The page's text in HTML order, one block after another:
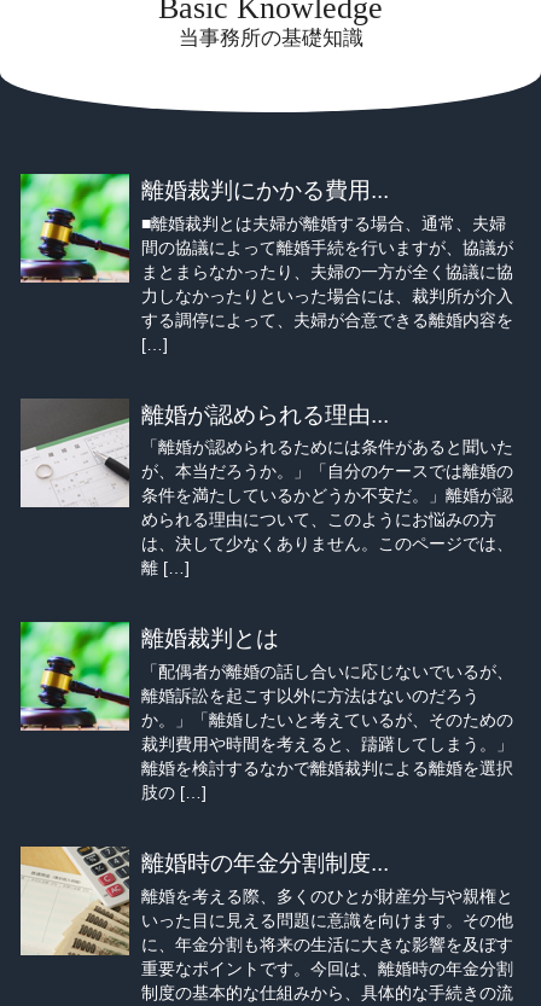
Basic Knowledge
当事務所の基礎知識
離婚裁判にかかる費用...
■離婚裁判とは夫婦が離婚する場合、通常、夫婦
間の協議によって離婚手続を行いますが、協議が
まとまらなかったり、夫婦の一方が全く協議に協
力しなかったりといった場合には、裁判所が介入
する調停によって、夫婦が合意できる離婚内容を
[…]
離婚が認められる理由...
「離婚が認められるためには条件があると聞いた
が、本当だろうか。」「自分のケースでは離婚の
条件を満たしているかどうか不安だ。」離婚が認
められる理由について、このようにお悩みの方
は、決して少なくありません。このページでは、
離 […]
離婚裁判とは
「配偶者が離婚の話し合いに応じないでいるが、
離婚訴訟を起こす以外に方法はないのだろう
か。」「離婚したいと考えているが、そのための
裁判費用や時間を考えると、躊躇してしまう。」
離婚を検討するなかで離婚裁判による離婚を選択
肢の […]
離婚時の年金分割制度...
離婚を考える際、多くのひとが財産分与や親権と
いった目に見える問題に意識を向けます。その他
に、年金分割も将来の生活に大きな影響を及ぼす
重要なポイントです。今回は、離婚時の年金分割
制度の基本的な仕組みから、具体的な手続きの流